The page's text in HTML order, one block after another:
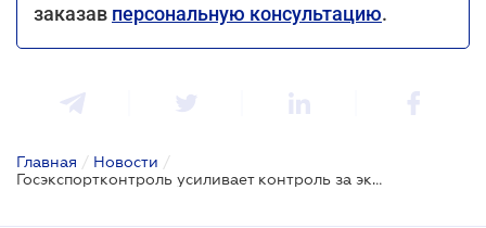
заказав персональную консультацию.
Главная / Новости /
Госэкспортконтроль усиливает контроль за экспортом изделий из чистого титана